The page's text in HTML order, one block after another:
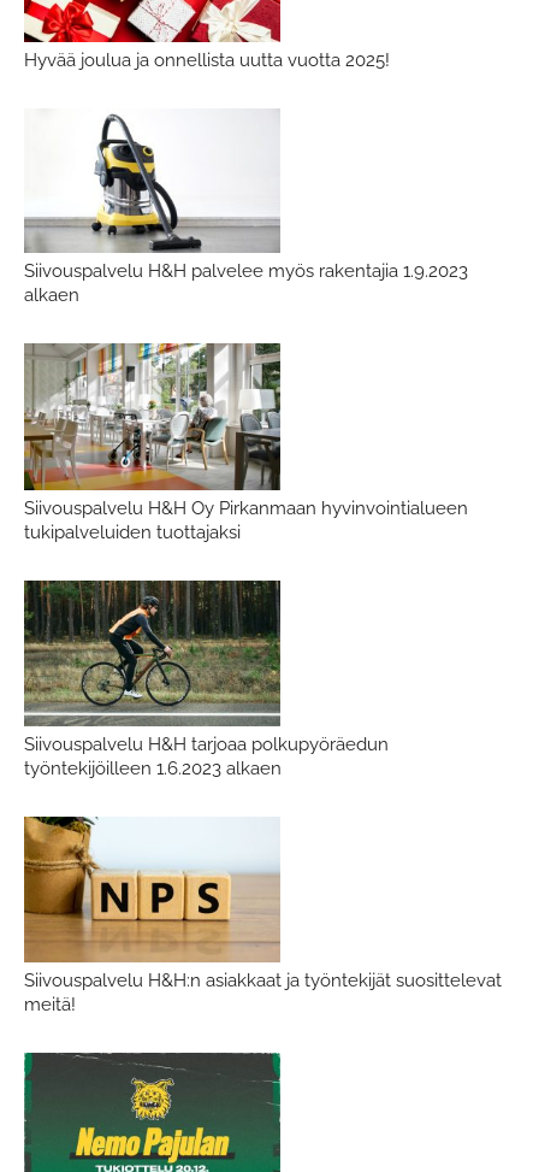
Hyvää joulua ja onnellista uutta vuotta 2025!
Siivouspalvelu H&H palvelee myös rakentajia 1.9.2023
alkaen
Siivouspalvelu H&H Oy Pirkanmaan hyvinvointialueen
tukipalveluiden tuottajaksi
Siivouspalvelu H&H tarjoaa polkupyöräedun
työntekijöilleen 1.6.2023 alkaen
Siivouspalvelu H&H:n asiakkaat ja työntekijät suosittelevat
meitä!